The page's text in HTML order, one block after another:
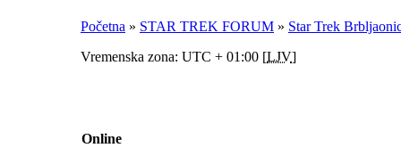
Početna » STAR TREK FORUM » Star Trek
Vremenska zona: UTC + 01:00 [LJV]
Online